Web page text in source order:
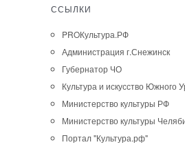
ССЫЛКИ
PROКультура.РФ
Администрация г.Снежинск
Губернатор ЧО
Культура и искусство Южного
Министерство культуры РФ
Министерство культуры
Портал "Культура.рф"